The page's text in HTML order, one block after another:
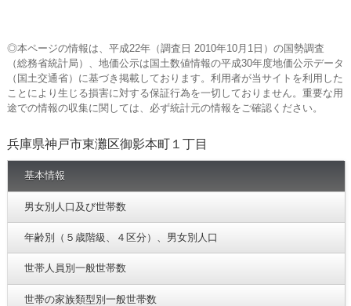
◎本ページの情報は、平成22年（調査日 2010年10月1日）の国勢調査
（総務省統計局）、地価公示は国土数値情報の平成30年度地価公示データ
（国土交通省）に基づき掲載しております。利用者が当サイトを利用した
ことにより生じる損害に対する保証行為を一切しておりません。重要な用
途での情報の収集に関しては、必ず統計元の情報をご確認ください。
兵庫県神戸市東灘区御影本町１丁目
基本情報
男女別人口及び世帯数
年齢別（５歳階級、４区分）、男女別人口
世帯人員別一般世帯数
世帯の家族類型別一般世帯数